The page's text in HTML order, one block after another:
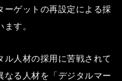
ーゲットの再設定による採
す。
人材の採用に苦戦されて
なる人材を「デジタルマー